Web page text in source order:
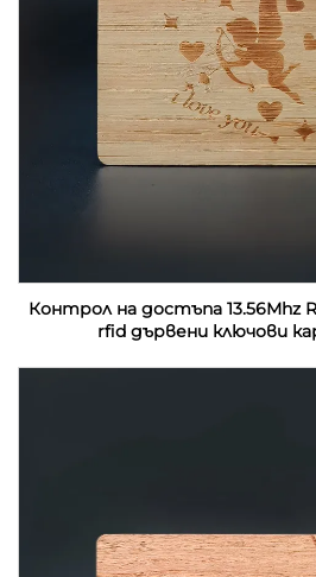
Контрол на достъпа 13.56Mhz
rfid дървени ключови